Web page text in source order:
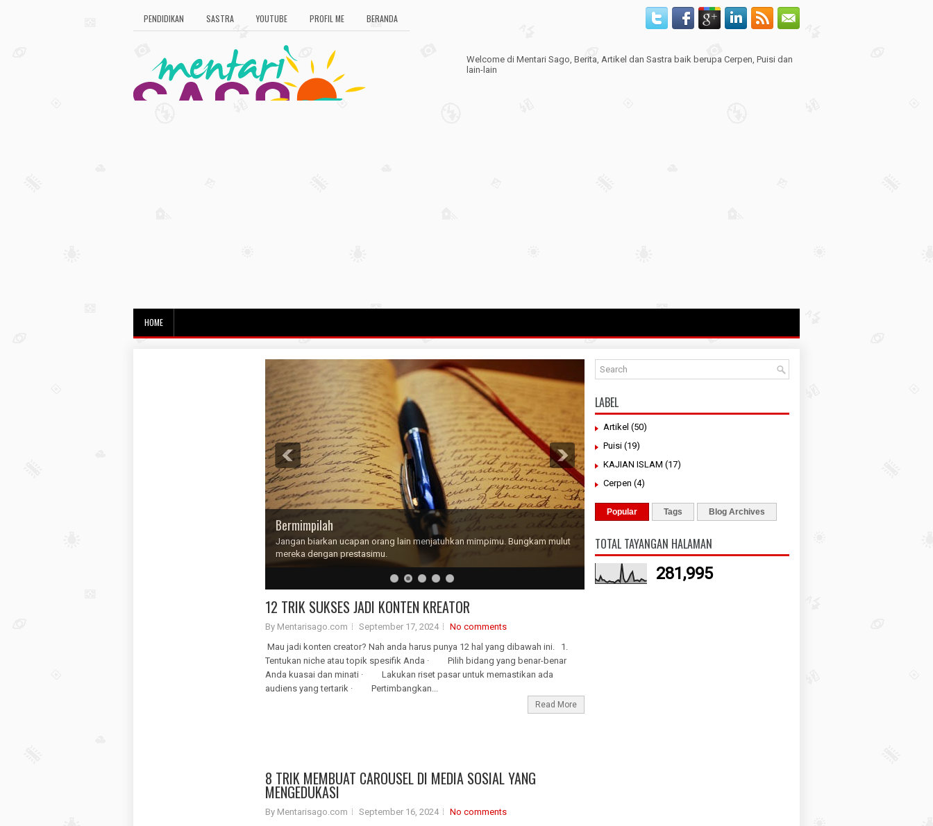
PENDIDIKAN SASTRA YOUTUBE PROFIL ME BERANDA
Welcome di Mentari Sago, Berita, Artikel dan Sastra baik berupa Cerpen, Puisi dan
lain-lain
HOME
Bermimpilah
Jangan biarkan ucapan orang lain menjatuhkan mimpimu. Bungkam mulut
mereka dengan prestasimu.
12 TRIK SUKSES JADI KONTEN KREATOR
By Mentarisago.com September 17, 2024
No comments
Mau jadi konten creator? Nah anda harus punya 12 hal yang dibawah ini. 1.
Tentukan niche atau topik spesifik Anda · Pilih bidang yang benar-benar
Anda kuasai dan minati · Lakukan riset pasar untuk memastikan ada
audiens yang tertarik · Pertimbangkan...
Read More
8 TRIK MEMBUAT CAROUSEL DI MEDIA SOSIAL YANG
MENGEDUKASI
By Mentarisago.com September 16, 2024
No comments
LABEL
Artikel (50)
Puisi (19)
KAJIAN ISLAM (17)
Cerpen (4)
Popular Tags Blog Archives
TOTAL TAYANGAN HALAMAN
281,995